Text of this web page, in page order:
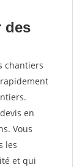
des
chantiers
en
Vous
les
et qui